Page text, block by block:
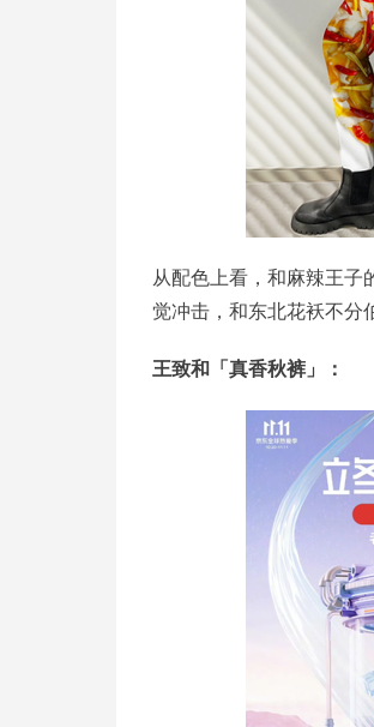
从配色上看，和麻辣王子
觉冲击，和东北花袄不分
王致和「真香秋裤」：